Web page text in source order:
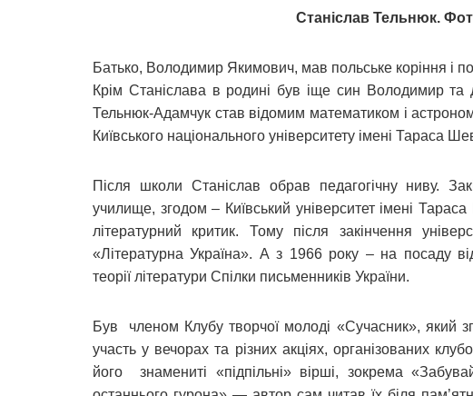
Станіслав Тельнюк.
Батько, Володимир Якимович, мав польське коріння і
Крім Станіслава в родині був іще син Володимир
Тельнюк-Адамчук став відомим математиком і
Київського національного університету імені Тараса
Після школи Станіслав обрав педагогічну ниву.
училище, згодом – Київський університет імені
літературний критик. Тому після закінчення
«Літературна Україна». А з 1966 року – на посаду
теорії літератури Спілки письменників України.
Був членом Клубу творчої молоді «Сучасник», який
участь у вечорах та різних акціях, організованих
його знамениті «підпільні» вірші, зокрема